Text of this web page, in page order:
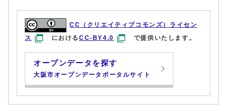
CC（クリエイティブコモンズ）ライセン
ス
におけるCC-BY4.0 で提供いたします。
オープンデータを探す
大阪市オープンデータポータルサイト